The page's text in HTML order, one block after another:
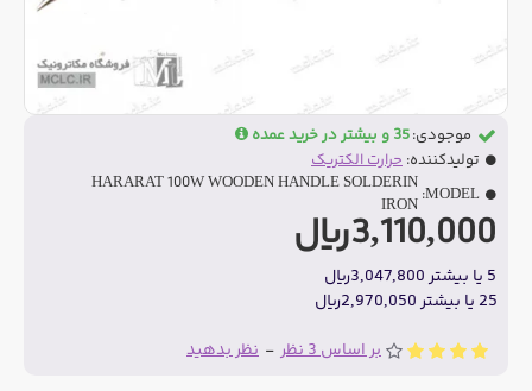
بر اساس 3 نظر - نظر بدهید
3,110,000ریال
5 یا بیشتر 3,047,800ریال
25 یا بیشتر 2,970,050ریال
موجودی: 35 و بیشتر در خرید عمده
تولیدکننده: حرارت الکتریک
MODEL:
HARARAT 100W WOODEN HANDLE SOLDERIN
IRON